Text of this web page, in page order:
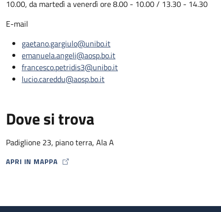
10.00, da martedì a venerdì ore 8.00 - 10.00 / 13.30 - 14.30
E-mail
gaetano.gargiulo@unibo.it
emanuela.angeli@aosp.bo.it
francesco.petridis3@unibo.it
lucio.careddu@aosp.bo.it
Dove si trova
Padiglione 23, piano terra, Ala A
APRI IN MAPPA
MAP ICON